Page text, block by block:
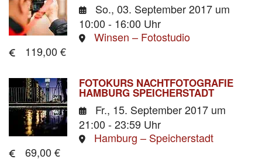
So., 03. September 2017 um
10:00 - 16:00 Uhr
Winsen – Fotostudio
119,00 €
FOTOKURS NACHTFOTOGRAFIE
HAMBURG SPEICHERSTADT
Fr., 15. September 2017 um
21:00 - 23:59 Uhr
Hamburg – Speicherstadt
69,00 €